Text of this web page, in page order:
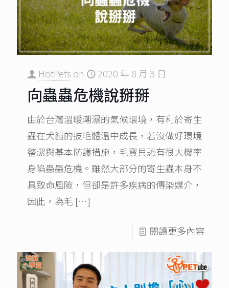
HotPets on 2020 年 8 月 3 日
向蟲蟲危機說掰掰
由於台灣溫暖潮濕的氣候環境，有利於寄生
蟲在犬貓的披毛體溫中成長，若沒做好環境
整潔與基本防護措施，毛寶貝恐有很大機率
身陷蟲蟲危機。雖然大部分的寄生蟲本身不
具致命風險，但卻是許多疾病的傳染媒介，
因此，為毛 […]
閱讀更多內容